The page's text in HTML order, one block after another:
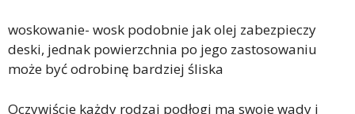
woskowanie- wosk podobnie jak olej zabezpieczy
deski, jednak powierzchnia po jego zastosowaniu
może być odrobinę bardziej śliska
Oczywiście każdy rodzaj podłogi ma swoje wady i